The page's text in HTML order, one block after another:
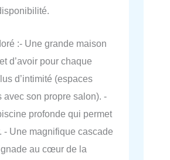
:- Une grande maison
d’avoir pour chaque
d’intimité (espaces
avec son propre salon). -
profonde qui permet
- Une magnifique cascade
au cœur de la